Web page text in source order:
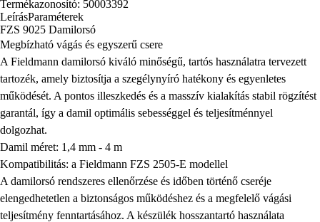
Termékazonosító: 50003392
LeírásParaméterek
FZS 9025 Damilorsó
Megbízható vágás és egyszerű csere
A Fieldmann damilorsó kiváló minőségű, tartós használatra tervezett
tartozék, amely biztosítja a szegélynyíró hatékony és egyenletes
működését. A pontos illeszkedés és a masszív kialakítás stabil rögzítést
garantál, így a damil optimális sebességgel és teljesítménnyel
dolgozhat.
Damil méret: 1,4 mm - 4 m
Kompatibilitás: a Fieldmann FZS 2505-E modellel
A damilorsó rendszeres ellenőrzése és időben történő cseréje
elengedhetetlen a biztonságos működéshez és a megfelelő vágási
teljesítmény fenntartásához. A készülék hosszantartó használata